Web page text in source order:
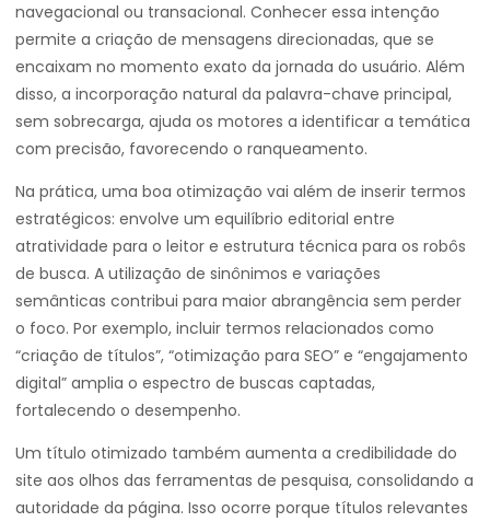
navegacional ou transacional. Conhecer essa intenção
permite a criação de mensagens direcionadas, que se
encaixam no momento exato da jornada do usuário. Além
disso, a incorporação natural da palavra-chave principal,
sem sobrecarga, ajuda os motores a identificar a temática
com precisão, favorecendo o ranqueamento.
Na prática, uma boa otimização vai além de inserir termos
estratégicos: envolve um equilíbrio editorial entre
atratividade para o leitor e estrutura técnica para os robôs
de busca. A utilização de sinônimos e variações
semânticas contribui para maior abrangência sem perder
o foco. Por exemplo, incluir termos relacionados como
“criação de títulos”, “otimização para SEO” e “engajamento
digital” amplia o espectro de buscas captadas,
fortalecendo o desempenho.
Um título otimizado também aumenta a credibilidade do
site aos olhos das ferramentas de pesquisa, consolidando a
autoridade da página. Isso ocorre porque títulos relevantes